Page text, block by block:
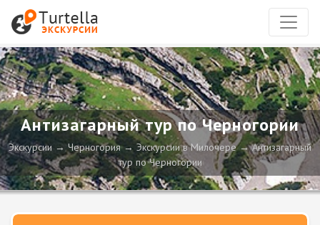
Антизагарный тур по Черногории
Экскурсии Черногория Экскурсии в Милочере
Антизагарный
тур по Черногории